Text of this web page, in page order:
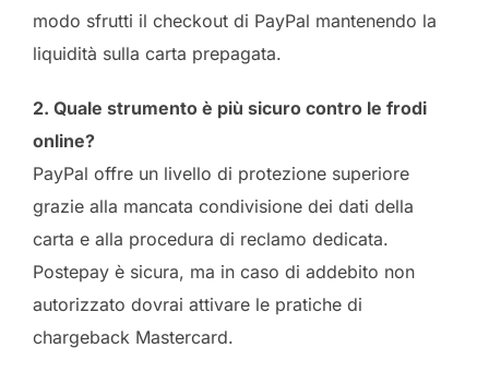
modo sfrutti il checkout di PayPal mantenendo la
liquidità sulla carta prepagata.
2. Quale strumento è più sicuro contro le frodi
online?
PayPal offre un livello di protezione superiore
grazie alla mancata condivisione dei dati della
carta e alla procedura di reclamo dedicata.
Postepay è sicura, ma in caso di addebito non
autorizzato dovrai attivare le pratiche di
chargeback Mastercard.